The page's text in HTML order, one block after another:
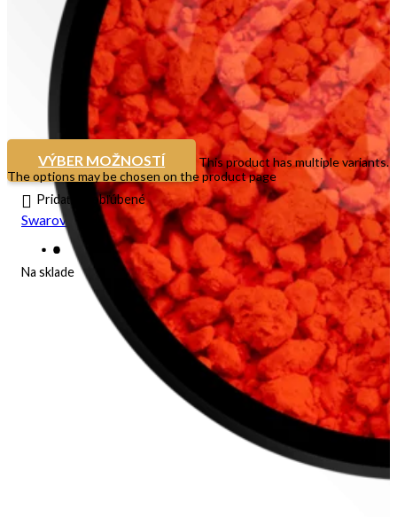
VÝBER MOŽNOSTÍ
This product has multiple variants.
The options may be chosen on the product page
Pridať do obľúbené
Swarovski crystal – Crystal
Na sklade